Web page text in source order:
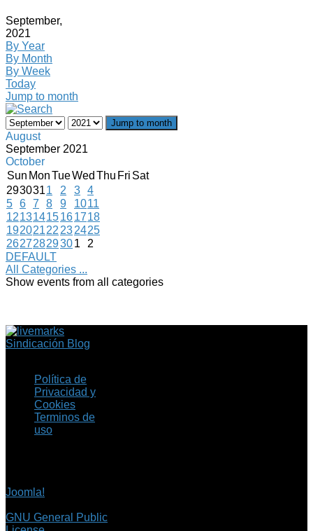
September,
2021
By Year
By Month
By Week
Today
Jump to month
Jump to month
August
September 2021
October
Sun MonTueWed Thu Fri Sat
2930311 2 3 4
5 6 7 8 9 1011
12131415161718
19202122 232425
26272829301
2
DEFAULT
All Categories ...
Show events from all categories
Sindicación Blog
Política de
Privacidad y
Cookies
Terminos de
uso
Joomla!
GNU General Public